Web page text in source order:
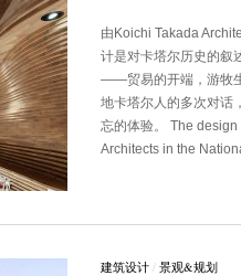
由Koichi Takada
计是对卡塔尔历史的叙
——贸易的开端，游牧
地卡塔尔人的多次对话
忘的体验。 The
Architects in the
建筑设计/ 景观&规划